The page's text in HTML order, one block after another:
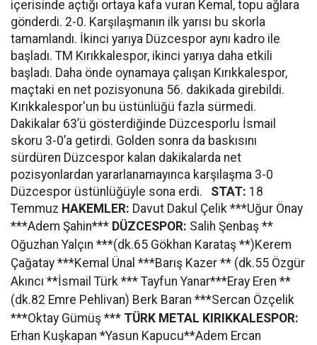
içerisinde açtığı ortaya kafa vuran Kemal, topu ağlara
gönderdi. 2-0. Karşılaşmanın ilk yarısı bu skorla
tamamlandı. İkinci yarıya Düzcespor aynı kadro ile
başladı. TM Kırıkkalespor, ikinci yarıya daha etkili
başladı. Daha önde oynamaya çalışan Kırıkkalespor,
maçtaki en net pozisyonuna 56. dakikada girebildi.
Kırıkkalespor'un bu üstünlüğü fazla sürmedi.
Dakikalar 63’ü gösterdiğinde Düzcesporlu İsmail
skoru 3-0’a getirdi. Golden sonra da baskısını
sürdüren Düzcespor kalan dakikalarda net
pozisyonlardan yararlanamayınca karşılaşma 3-0
Düzcespor üstünlüğüyle sona erdi. STAT: 18
Temmuz HAKEMLER: Davut Dakul Çelik ***Uğur Önay
***Adem Şahin*** DÜZCESPOR: Salih Şenbaş **
Oğuzhan Yalçın ***(dk.65 Gökhan Karataş **)Kerem
Çağatay ***Kemal Ünal ***Barış Kazer ** (dk.55 Özgür
Akıncı **İsmail Türk *** Tayfun Yanar***Eray Eren **
(dk.82 Emre Pehlivan) Berk Baran ***Sercan Özçelik
***Oktay Gümüş *** TÜRK METAL KIRIKKALESPOR:
Erhan Kuşkapan *Yasun Kapucu**Adem Ercan